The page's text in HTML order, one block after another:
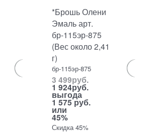
*Брошь Олени
Эмаль арт.
бр-115эр-875
(Вес около 2,41
г)
бр-115эр-875
3 499руб.
1 924руб.
выгода
1 575 руб.
или
45%
Скидка 45%